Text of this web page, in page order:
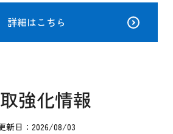
詳細はこちら
強化情報
新日：2026/08/03